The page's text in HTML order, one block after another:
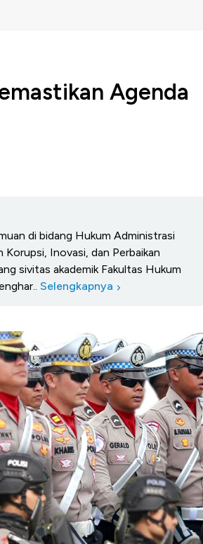
Agenda
di bidang Hukum Administrasi
Inovasi, dan Perbaikan
sivitas akademik Fakultas Hukum
Selengkapnya